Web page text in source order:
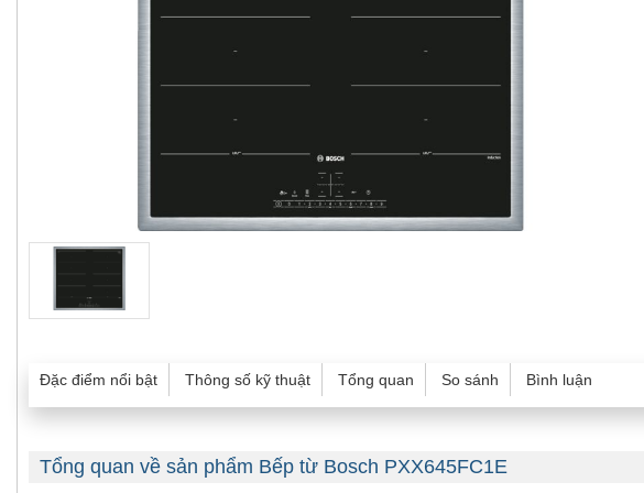
Đặc điểm nổi bật Thông số kỹ thuật Tổng quan So sánh Bình luận
Tổng quan về sản phẩm Bếp từ Bosch PXX645FC1E